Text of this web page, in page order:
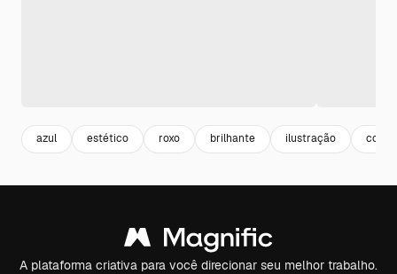
azul estético roxo brilhante ilustração conto
A plataforma criativa para você direcionar seu melhor trabalho.